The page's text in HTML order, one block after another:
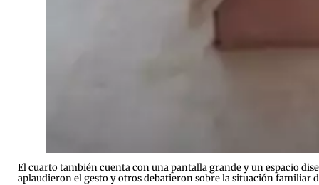
El cuarto también cuenta con una pantalla grande y un espacio
aplaudieron el gesto y otros debatieron sobre la situación familiar